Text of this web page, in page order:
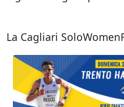
La Cagliari